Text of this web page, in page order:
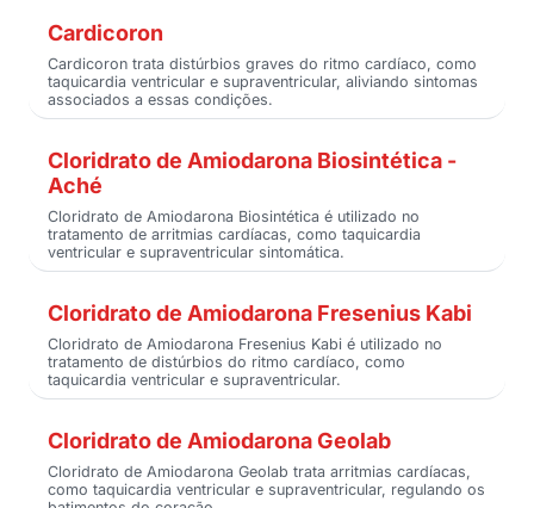
Cardicoron
Cardicoron trata distúrbios graves do ritmo cardíaco, como
taquicardia ventricular e supraventricular, aliviando sintomas
associados a essas condições.
Cloridrato de Amiodarona Biosintética -
Aché
Cloridrato de Amiodarona Biosintética é utilizado no
tratamento de arritmias cardíacas, como taquicardia
ventricular e supraventricular sintomática.
Cloridrato de Amiodarona Fresenius Kabi
Cloridrato de Amiodarona Fresenius Kabi é utilizado no
tratamento de distúrbios do ritmo cardíaco, como
taquicardia ventricular e supraventricular.
Cloridrato de Amiodarona Geolab
Cloridrato de Amiodarona Geolab trata arritmias cardíacas,
como taquicardia ventricular e supraventricular, regulando os